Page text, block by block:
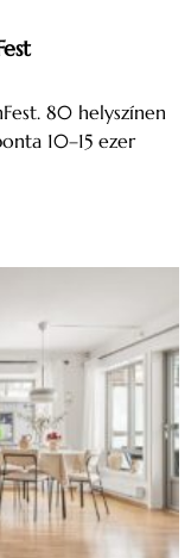
80 helyszínen
10–15 ezer